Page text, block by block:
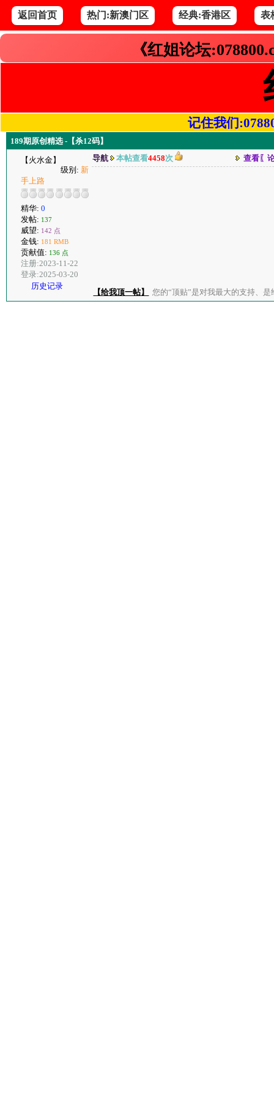
返回首页 热门:新澳门区 经典:香港区 表
《红姐论坛
记住我们
189期原创精选 -【杀12码】
【火水金】
级别: 新
手上路
精华: 0
发帖: 137
威望: 142 点
金钱: 181 RMB
贡献值: 136 点
注册:2023-11-22
登录:2025-03-20
历史记录
导航 本帖查看4458次 查看〖
【给我顶一帖】 您的“顶贴”是对我最大的支持、